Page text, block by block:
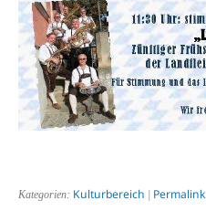
Kategorien: Kulturbereich Permalink